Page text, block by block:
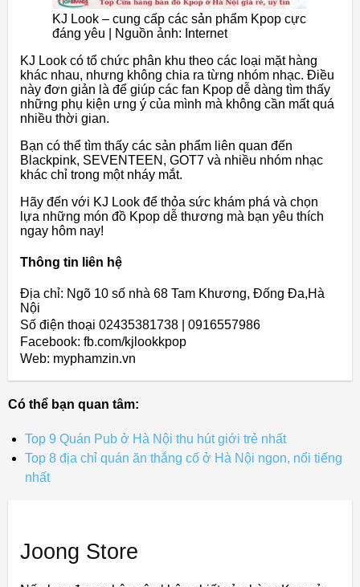
KJ Look – cung cấp các sản phẩm Kpop cực
đáng yêu | Nguồn ảnh: Internet
KJ Look có tổ chức phân khu theo các loại mặt hàng
khác nhau, nhưng không chia ra từng nhóm nhạc. Điều
này đơn giản là để giúp các fan Kpop dễ dàng tìm thấy
những phụ kiện ưng ý của mình mà không cần mất quá
nhiều thời gian.
Bạn có thể tìm thấy các sản phẩm liên quan đến
Blackpink, SEVENTEEN, GOT7 và nhiều nhóm nhạc
khác chỉ trong một nháy mắt.
Hãy đến với KJ Look để thỏa sức khám phá và chọn
lựa những món đồ Kpop dễ thương mà bạn yêu thích
ngay hôm nay!
Thông tin liên hệ
Địa chỉ: Ngõ 10 số nhà 68 Tam Khương, Đống Đa,Hà
Nội
Số điện thoại 02435381738 | 0916557986
Facebook: fb.com/kjlookkpop
Web: myphamzin.vn
Có thể bạn quan tâm:
Top 9 Quán Pub ở Hà Nội thu hút giới trẻ nhất
Top 8 địa chỉ quán ăn thắng cố ở Hà Nội ngon, nổi tiếng
nhất
Joong Store